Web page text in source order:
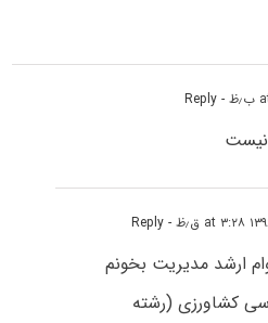
- Reply
نیست
- Reply
ارشد مدیریت بخونم
کشاورزی (رشته